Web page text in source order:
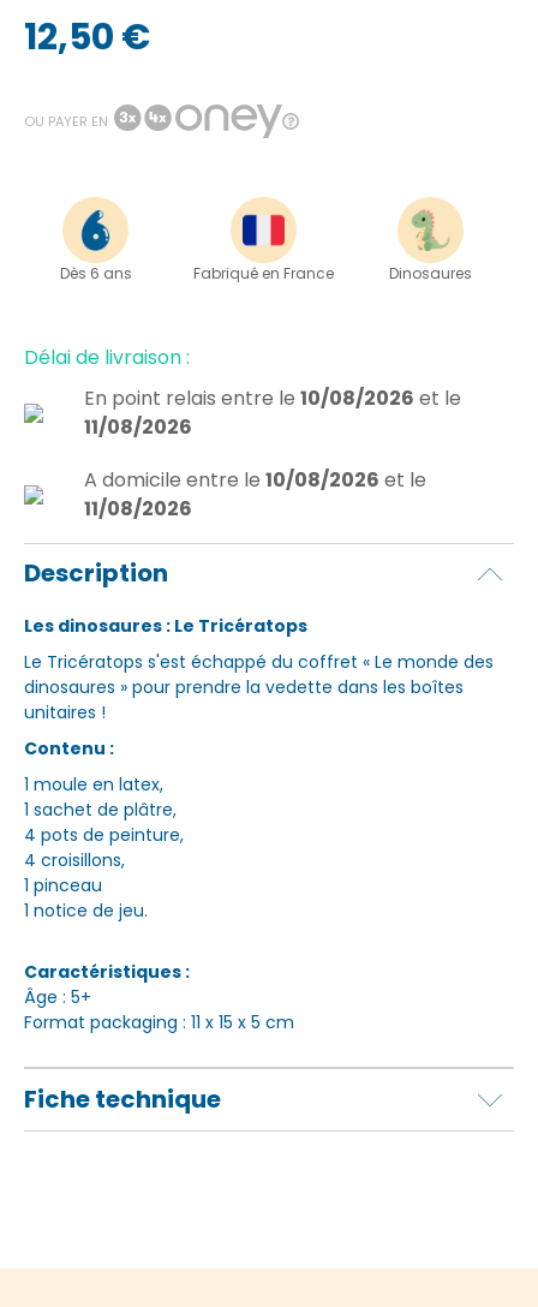
12,50 €
OU PAYER EN
Dès 6 ans Fabriqué en France Dinosaures
Délai de livraison :
En point relais entre le 10/08/2026 et le
11/08/2026
A domicile entre le 10/08/2026 et le
11/08/2026
Description
Les dinosaures : Le Tricératops
Le Tricératops s'est échappé du coffret « Le monde des
dinosaures » pour prendre la vedette dans les boîtes
unitaires !
Contenu :
1 moule en latex,
1 sachet de plâtre,
4 pots de peinture,
4 croisillons,
1 pinceau
1 notice de jeu.
Caractéristiques :
Âge : 5+
Format packaging : 11 x 15 x 5 cm
Fiche technique